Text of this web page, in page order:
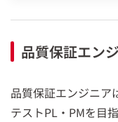
品質保証エン
品質保証エンジニア
テストPL・PMを目